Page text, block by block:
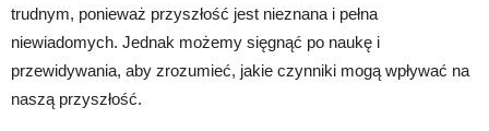
trudnym, ponieważ przyszłość jest nieznana i pełna
niewiadomych. Jednak możemy sięgnąć po naukę i
przewidywania, aby zrozumieć, jakie czynniki mogą wpływać na
naszą przyszłość.